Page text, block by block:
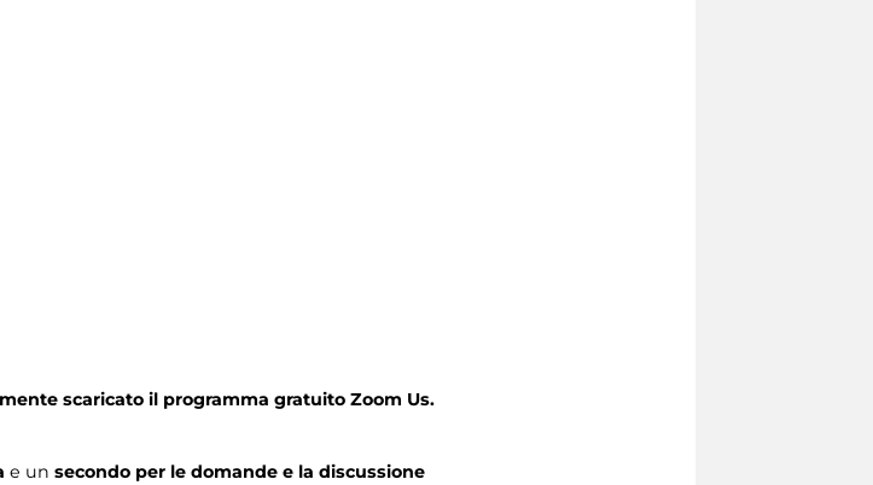
scaricato il programma gratuito Zoom Us.
e un secondo per le domande e la discussione